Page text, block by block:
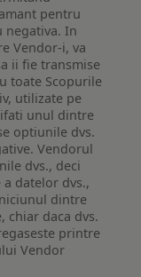
pentru
negativa. In
Vendor-i, va
ii fie transmise
toate Scopurile
utilizate pe
unul dintre
optiunile dvs.
Vendorul
dvs., deci
datelor dvs.,
dintre
chiar daca dvs.
printre
Vendor